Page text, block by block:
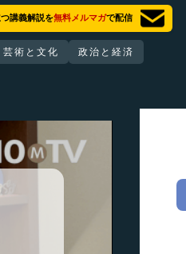
講義解説を無料メルマガで配信
芸術と文化 政治と経済